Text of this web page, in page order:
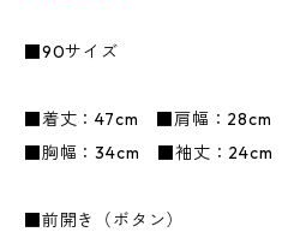
■90サイズ
■着丈：47cm ■肩幅：28cm
■胸幅：34cm ■袖丈：24cm
■前開き（ボタン）